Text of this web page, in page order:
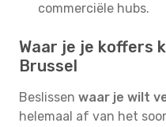
commerciële hubs.
Waar je je koffers
Brussel
Beslissen waar je wilt
helemaal af van het